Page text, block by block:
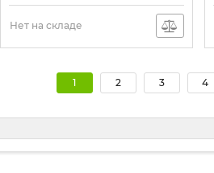
Нет на складе
1 2 3 4